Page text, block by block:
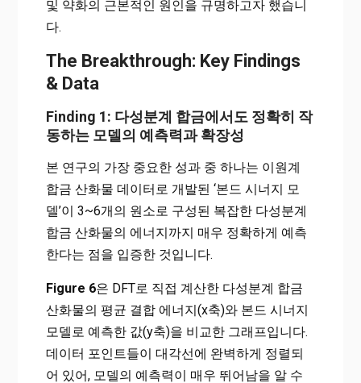
및 약화의 근본적인 원인을 규명하고자 했습니
다.
The Breakthrough: Key Findings
& Data
Finding 1: 다성분계 합금에서도 정확히 작
동하는 모델의 예측력과 확장성
본 연구의 가장 중요한 성과 중 하나는 이원계
합금 산화물 데이터로 개발된 ‘본드 시너지 모
델’이 3~6개의 원소로 구성된 복잡한 다성분계
합금 산화물의 에너지까지 매우 정확하게 예측
한다는 점을 입증한 것입니다.
Figure 6은 DFT로 직접 계산한 다성분계 합금
산화물의 평균 결합 에너지(x축)와 본드 시너지
모델로 예측한 값(y축)을 비교한 그래프입니다.
데이터 포인트들이 대각선에 완벽하게 정렬되
어 있어, 모델의 예측력이 매우 뛰어남을 알 수